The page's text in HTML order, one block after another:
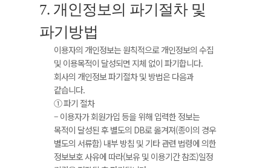
7. 개인정보의 파기절차 및
파기방법
이용자의 개인정보는 원칙적으로 개인정보의 수집
및 이용목적이 달성되면 지체 없이 파기합니다.
회사의 개인정보 파기절차 및 방법은 다음과
같습니다.
① 파기 절차
– 이용자가 회원가입 등을 위해 입력한 정보는
목적이 달성된 후 별도의 DB로 옮겨져(종이의 경우
별도의 서류함) 내부 방침 및 기타 관련 법령에 의한
정보보호 사유에 따라(보유 및 이용기간 참조)일정